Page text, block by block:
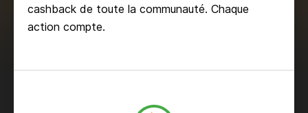
cashback de toute la communauté. Chaque
action compte.